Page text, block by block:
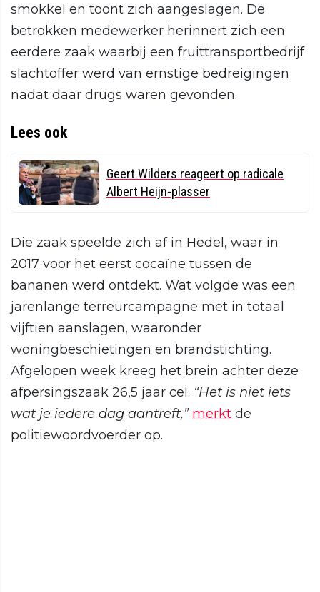
smokkel en toont zich aangeslagen. De
betrokken medewerker herinnert zich een
eerdere zaak waarbij een fruittransportbedrijf
slachtoffer werd van ernstige bedreigingen
nadat daar drugs waren gevonden.
Lees ook
Geert Wilders reageert op radicale
Albert Heijn-plasser
Die zaak speelde zich af in Hedel, waar in
2017 voor het eerst cocaïne tussen de
bananen werd ontdekt. Wat volgde was een
jarenlange terreurcampagne met in totaal
vijftien aanslagen, waaronder
woningbeschietingen en brandstichting.
Afgelopen week kreeg het brein achter deze
afpersingszaak 26,5 jaar cel. “Het is niet iets
wat je iedere dag aantreft,” merkt de
politiewoordvoerder op.